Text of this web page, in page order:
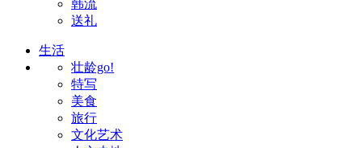
韩流
送礼
生活
壮龄go!
特写
美食
旅行
文化艺术